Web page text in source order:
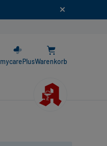
mycarePlusWarenkorb